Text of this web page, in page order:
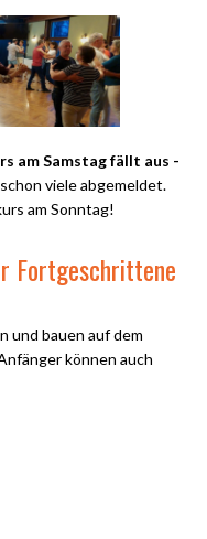
am Samstag fällt aus -
viele abgemeldet.
am Sonntag!
Fortgeschrittene
und bauen auf dem
können auch